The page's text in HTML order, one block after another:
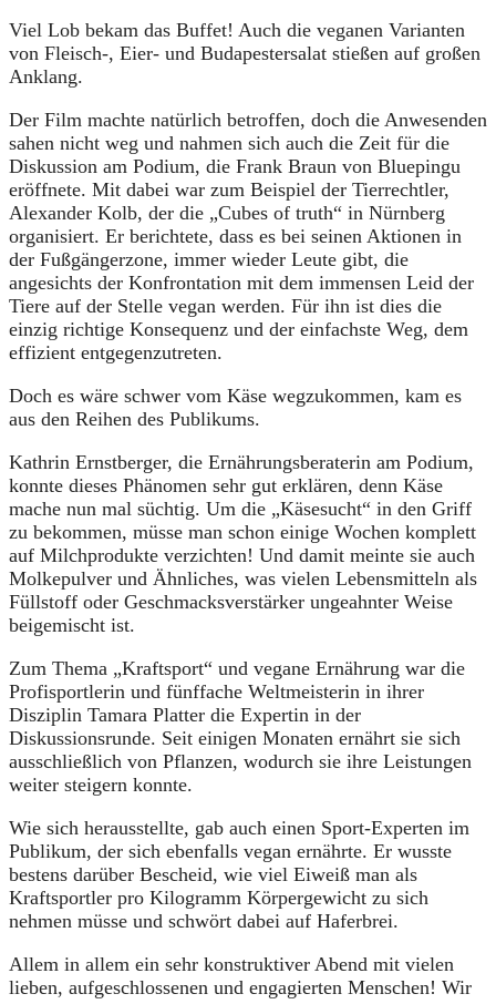
Viel Lob bekam das Buffet! Auch die veganen Varianten
von Fleisch-, Eier- und Budapestersalat stießen auf großen
Anklang.
Der Film machte natürlich betroffen, doch die Anwesenden
sahen nicht weg und nahmen sich auch die Zeit für die
Diskussion am Podium, die Frank Braun von Bluepingu
eröffnete. Mit dabei war zum Beispiel der Tierrechtler,
Alexander Kolb, der die „Cubes of truth“ in Nürnberg
organisiert. Er berichtete, dass es bei seinen Aktionen in
der Fußgängerzone, immer wieder Leute gibt, die
angesichts der Konfrontation mit dem immensen Leid der
Tiere auf der Stelle vegan werden. Für ihn ist dies die
einzig richtige Konsequenz und der einfachste Weg, dem
effizient entgegenzutreten.
Doch es wäre schwer vom Käse wegzukommen, kam es
aus den Reihen des Publikums.
Kathrin Ernstberger, die Ernährungsberaterin am Podium,
konnte dieses Phänomen sehr gut erklären, denn Käse
mache nun mal süchtig. Um die „Käsesucht“ in den Griff
zu bekommen, müsse man schon einige Wochen komplett
auf Milchprodukte verzichten! Und damit meinte sie auch
Molkepulver und Ähnliches, was vielen Lebensmitteln als
Füllstoff oder Geschmacksverstärker ungeahnter Weise
beigemischt ist.
Zum Thema „Kraftsport“ und vegane Ernährung war die
Profisportlerin und fünffache Weltmeisterin in ihrer
Disziplin Tamara Platter die Expertin in der
Diskussionsrunde. Seit einigen Monaten ernährt sie sich
ausschließlich von Pflanzen, wodurch sie ihre Leistungen
weiter steigern konnte.
Wie sich herausstellte, gab auch einen Sport-Experten im
Publikum, der sich ebenfalls vegan ernährte. Er wusste
bestens darüber Bescheid, wie viel Eiweiß man als
Kraftsportler pro Kilogramm Körpergewicht zu sich
nehmen müsse und schwört dabei auf Haferbrei.
Allem in allem ein sehr konstruktiver Abend mit vielen
lieben, aufgeschlossenen und engagierten Menschen! Wir